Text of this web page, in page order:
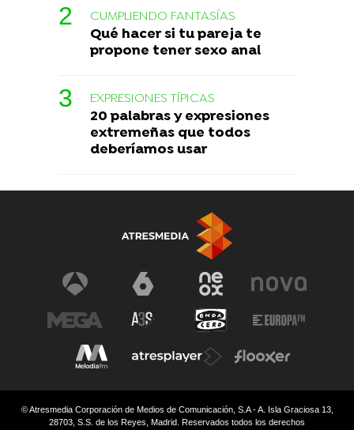
CUMPLIENDO FANTASÍAS
Qué hacer si tu pareja te
propone tener sexo anal
EXPRESIONES TÍPICAS
20 palabras y expresiones
extremeñas que todos
deberíamos usar
© Atresmedia Corporación de Medios de Comunicación, S.A - A. Isla Graciosa 13,
28703, S.S. de los Reyes, Madrid. Reservados todos los derechos